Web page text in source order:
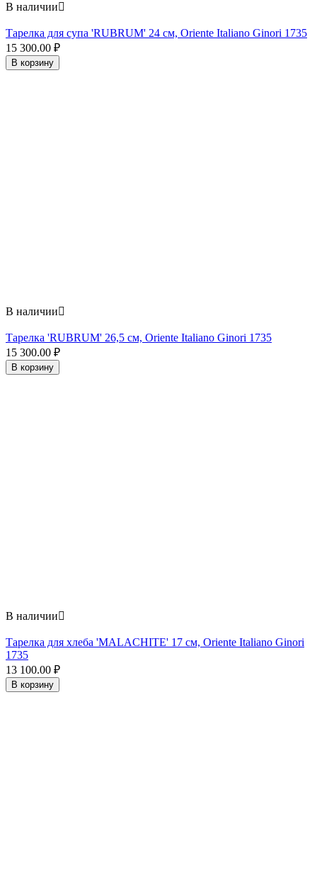
В наличии
Тарелка для супа 'RUBRUM' 24 см, Oriente Italiano Ginori 1735
15 300.00 ₽
В корзину
В наличии
Тарелка 'RUBRUM' 26,5 см, Oriente Italiano Ginori 1735
15 300.00 ₽
В корзину
В наличии
Тарелка для хлеба 'MALACHITE' 17 см, Oriente Italiano Ginori
1735
13 100.00 ₽
В корзину